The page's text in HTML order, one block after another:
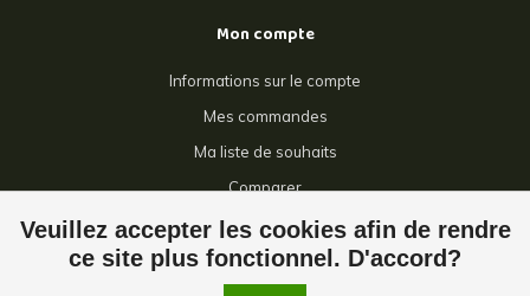
Veuillez accepter les cookies afin de rendre
ce site plus fonctionnel. D'accord?
Mon compte
Informations sur le compte
Mes commandes
Ma liste de souhaits
Comparer
Tous les produits